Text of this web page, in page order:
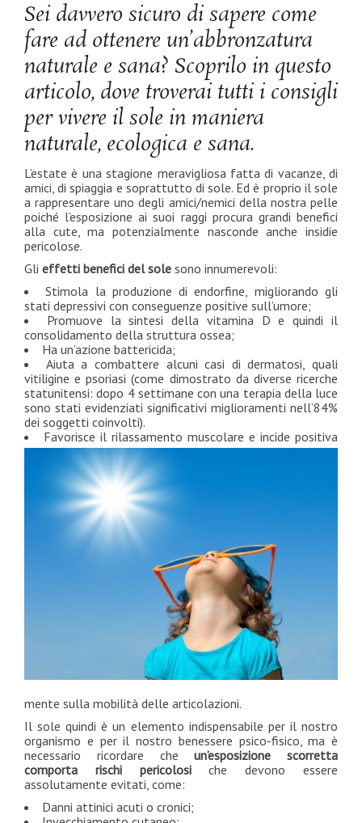
Sei davvero sicuro di sapere come
fare ad ottenere un’abbronzatura
naturale e sana? Scoprilo in questo
articolo, dove troverai tutti i consigli
per vivere il sole in maniera
naturale, ecologica e sana.
L’estate è una stagione meravigliosa fatta di vacanze, di
amici, di spiaggia e soprattutto di sole. Ed è proprio il sole
a rappresentare uno degli amici/nemici della nostra pelle
poiché l’esposizione ai suoi raggi procura grandi benefici
alla cute, ma potenzialmente nasconde anche insidie
pericolose.
Gli effetti benefici del sole sono innumerevoli:
Stimola la produzione di endorfine, migliorando gli
stati depressivi con conseguenze positive sull’umore;
Promuove la sintesi della vitamina D e quindi il
consolidamento della struttura ossea;
Ha un’azione battericida;
Aiuta a combattere alcuni casi di dermatosi, quali
vitiligine e psoriasi (come dimostrato da diverse ricerche
statunitensi: dopo 4 settimane con una terapia della luce
sono stati evidenziati significativi miglioramenti nell’84%
dei soggetti coinvolti).
Favorisce il rilassamento muscolare e incide positiva
mente sulla mobilità delle articolazioni.
Il sole quindi è un elemento indispensabile per il nostro
organismo e per il nostro benessere psico-fisico, ma è
necessario ricordare cheun’esposizione scorretta
comporta rischi pericolosiche devono essere
assolutamente evitati, come:
Danni attinici acuti o cronici;